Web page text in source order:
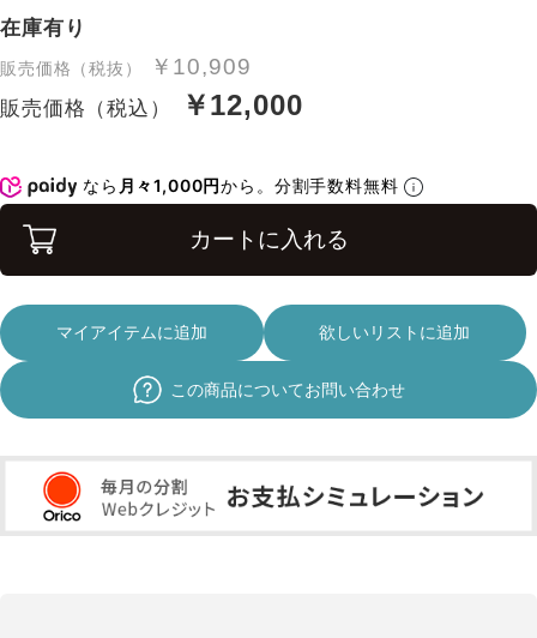
在庫有り
販売価格（税抜） ￥10,909
販売価格（税込） ￥12,000
なら 月々1,000円から。分割手数料無料
カートに入れる
マイアイテムに追加 欲しいリストに追加
この商品についてお問い合わせ